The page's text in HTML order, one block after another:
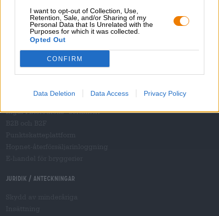
I want to opt-out of Collection, Use,
Retention, Sale, and/or Sharing of my
Personal Data that Is Unrelated with the
Purposes for which it was collected.
Opted Out
CONFIRM
Data Deletion Data Access Privacy Policy
Öl seminarier
Betalningsmetoder
Internationell
Vanliga frågor och svar
Bierothek®partner
Ingår i Bierotheks sortiment
Juridik / Anteckningar